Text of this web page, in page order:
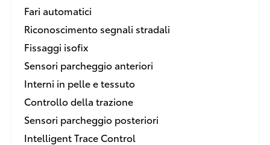
Fari automatici
Riconoscimento segnali stradali
Fissaggi isofix
Sensori parcheggio anteriori
Interni in pelle e tessuto
Controllo della trazione
Sensori parcheggio posteriori
Intelligent Trace Control